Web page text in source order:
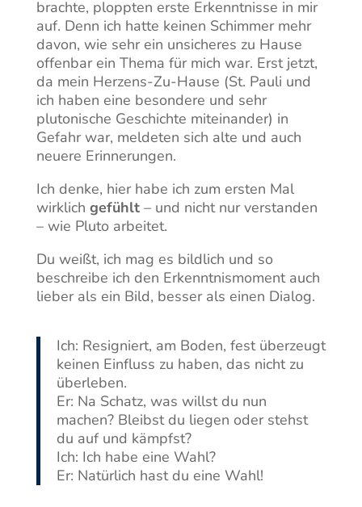
brachte, ploppten erste Erkenntnisse in mir
auf. Denn ich hatte keinen Schimmer mehr
davon, wie sehr ein unsicheres zu Hause
offenbar ein Thema für mich war. Erst jetzt,
da mein Herzens-Zu-Hause (St. Pauli und
ich haben eine besondere und sehr
plutonische Geschichte miteinander) in
Gefahr war, meldeten sich alte und auch
neuere Erinnerungen.
Ich denke, hier habe ich zum ersten Mal
wirklich gefühlt – und nicht nur verstanden
– wie Pluto arbeitet.
Du weißt, ich mag es bildlich und so
beschreibe ich den Erkenntnismoment auch
lieber als ein Bild, besser als einen Dialog.
Ich: Resigniert, am Boden, fest überzeugt
keinen Einfluss zu haben, das nicht zu
überleben.
Er: Na Schatz, was willst du nun
machen? Bleibst du liegen oder stehst
du auf und kämpfst?
Ich: Ich habe eine Wahl?
Er: Natürlich hast du eine Wahl!